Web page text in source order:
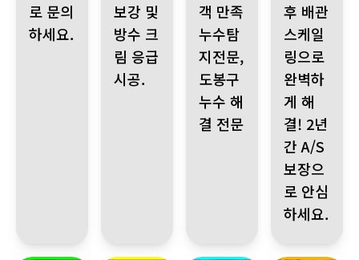
로 문의
하세요.
보강 및
방수 크
림 응급
시공.
객 만족
누수탐
지전문,
도봉구
누수 해
결 전문
후 배관
스케일
링으로
완벽하
게 해
결! 2년
간 A/S
보장으
로 안심
하세요.